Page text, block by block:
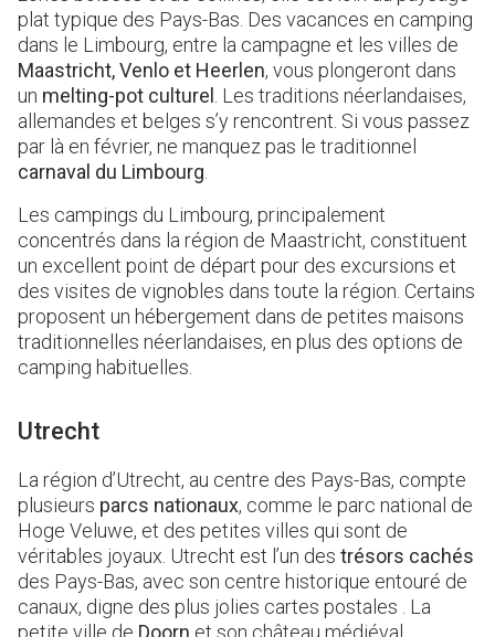
plat typique des Pays-Bas. Des vacances en camping
dans le Limbourg, entre la campagne et les villes de
Maastricht, Venlo et Heerlen, vous plongeront dans
un melting-pot culturel . Les traditions néerlandaises,
allemandes et belges s’y rencontrent. Si vous passez
par là en février, ne manquez pas le traditionnel
carnaval du Limbourg.
Les campings du Limbourg, principalement
concentrés dans la région de Maastricht, constituent
un excellent point de départ pour des excursions et
des visites de vignobles dans toute la région. Certains
proposent un hébergement dans de petites maisons
traditionnelles néerlandaises, en plus des options de
camping habituelles.
Utrecht
La région d’Utrecht, au centre des Pays-Bas, compte
plusieurs parcs nationaux, comme le parc national de
Hoge Veluwe, et des petites villes qui sont de
véritables joyaux. Utrecht est l’un des trésors cachés
des Pays-Bas, avec son centre historique entouré de
canaux, digne des plus jolies cartes postales . La